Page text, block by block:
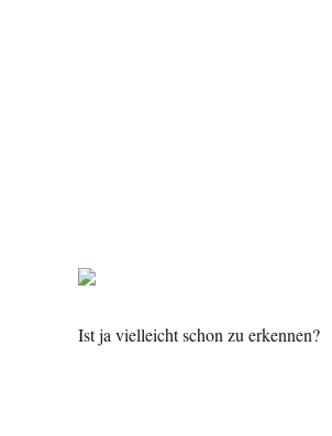
Ist ja vielleicht schon zu erkennen?